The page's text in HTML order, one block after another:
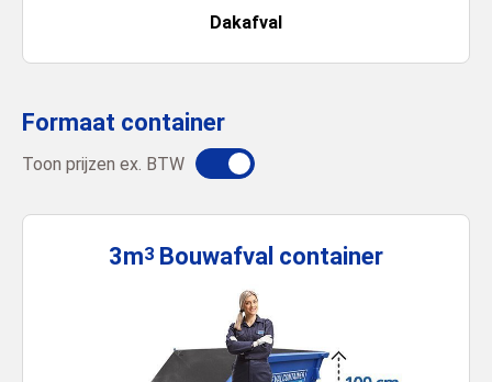
Dakafval
Formaat container
Toon prijzen ex. BTW
3m3 Bouwafval container